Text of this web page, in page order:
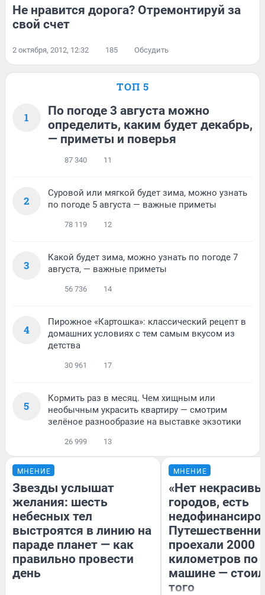
Не нравится дорога? Отремонтируй за
свой счет
2 октября, 2012, 12:32 185 Обсудить
ТОП 5
1
По погоде 3 августа можно
определить, каким будет декабрь,
— приметы и поверья
87 340 11
2
Суровой или мягкой будет зима, можно узнать
по погоде 5 августа — важные приметы
78 119 12
3
Какой будет зима, можно узнать по погоде 7
августа, — важные приметы
56 736 14
4
Пирожное «Картошка»: классический рецепт в
домашних условиях с тем самым вкусом из
детства
30 961 17
5
Кормить раз в месяц. Чем хищным или
необычным украсить квартиру — смотрим
зелёное разнообразие на выставке экзотики
26 999 13
МНЕНИЕ
Звезды услышат
желания: шесть
небесных тел
выстроятся в линию на
параде планет — как
правильно провести
день
МНЕНИЕ
«Нет
городов, есть
проехали 2000
километров по
машине —
того